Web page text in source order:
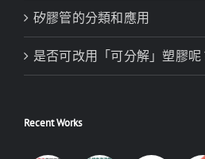
矽膠管的分類和應用
是否可改用「可分解」塑膠
Recent Works